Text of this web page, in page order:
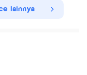
lainnya